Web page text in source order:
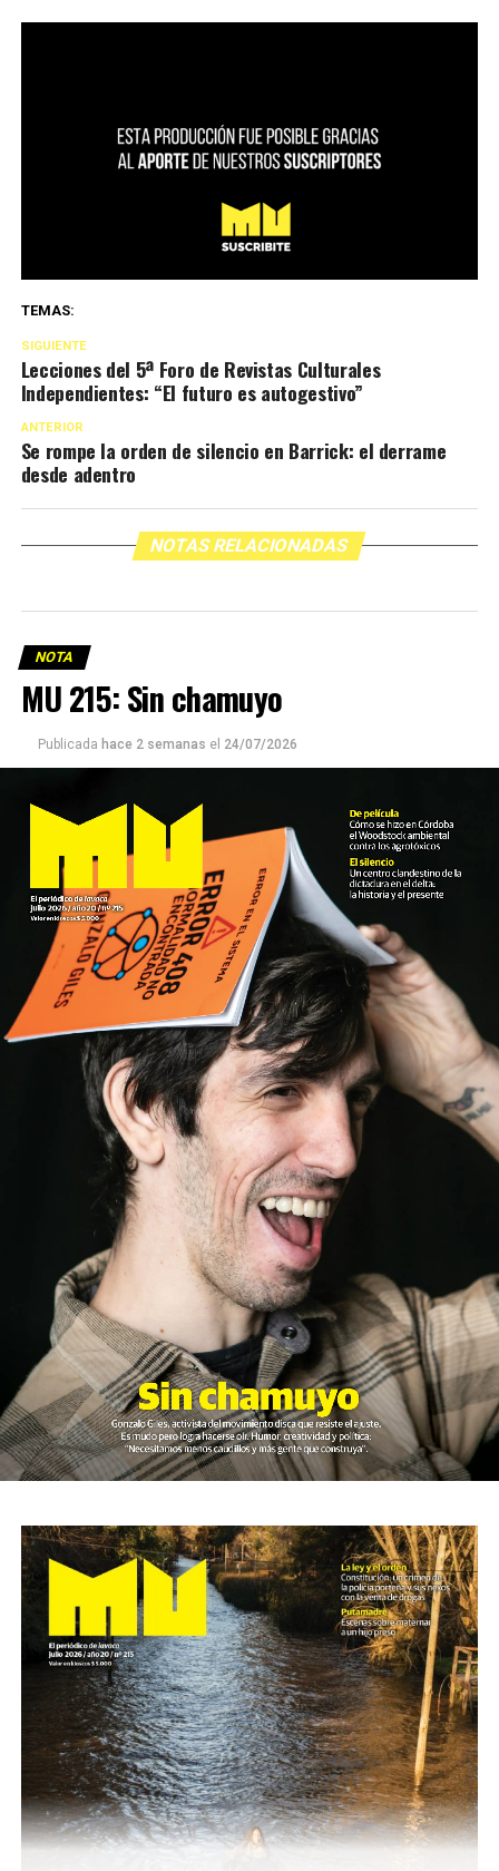
TEMAS:
SIGUIENTE
Lecciones del 5ª Foro de Revistas Culturales
Independientes: “El futuro es autogestivo”
ANTERIOR
Se rompe la orden de silencio en Barrick: el derrame
desde adentro
NOTAS RELACIONADAS
NOTA
MU 215: Sin chamuyo
Publicada hace 2 semanas el 24/07/2026